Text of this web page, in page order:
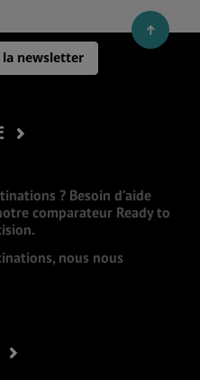
la newsletter
? Besoin d’aide
comparateur Ready to
nous nous